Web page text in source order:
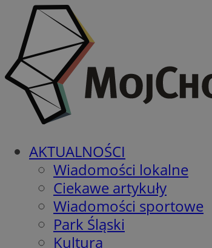
AKTUALNOŚCI
Wiadomości lokalne
Ciekawe artykuły
Wiadomości sportowe
Park Śląski
Kultura